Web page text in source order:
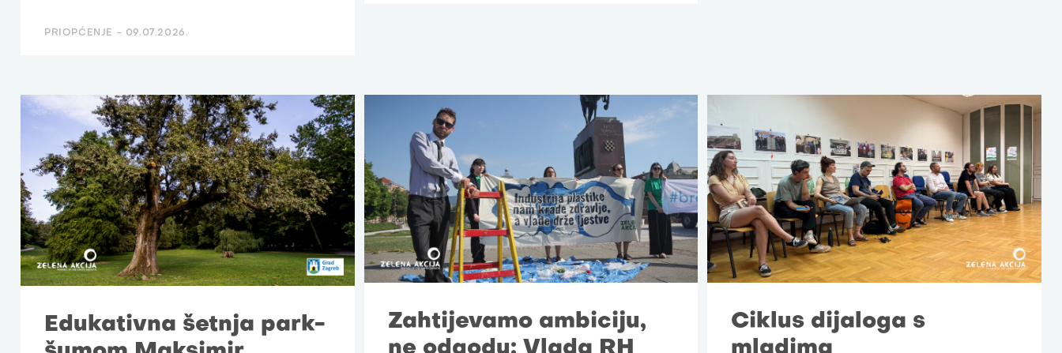
PRIOPĆENJE - 09.07.2026.
Edukativna šetnja park-
Zahtijevamo ambiciju,
Ciklus dijaloga s